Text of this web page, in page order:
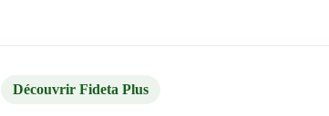
Découvrir Fideta Plus